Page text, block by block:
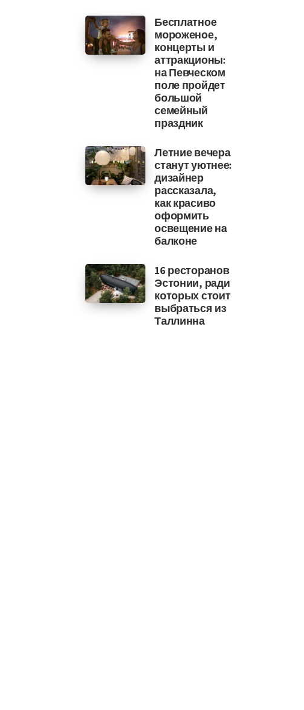
Бесплатное
мороженое,
концерты и
аттракционы:
на Певческом
поле пройдет
большой
семейный
праздник
Летние вечера
станут уютнее:
дизайнер
рассказала,
как красиво
оформить
освещение на
балконе
16 ресторанов
Эстонии, ради
которых стоит
выбраться из
Таллинна